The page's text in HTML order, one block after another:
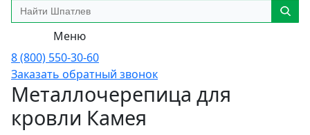
Меню
8 (800) 550-30-60
Заказать обратный звонок
Металлочерепица для
кровли Камея